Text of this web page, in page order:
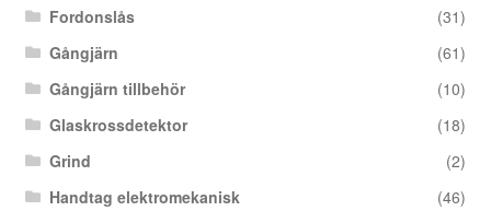
Fordonslås
(31)
Gångjärn
(61)
Gångjärn tillbehör
(10)
Glaskrossdetektor
(18)
Grind
(2)
Handtag elektromekanisk
(46)